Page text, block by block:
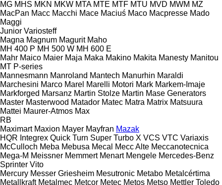
MG MHS MKN MKW MTA MTE MTF MTU MVD MWM MZ
MacPan Macc Macchi Mace Maciuś Maco Macpresse Mado
Maggi
Junior Variosteff
Magna Magnum Magurit Maho
MH 400 P MH 500 W MH 600 E
Mahr Maico Maier Maja Maka Makino Makita Manesty Manitou
MT P-series
Mannesmann Manroland Mantech Manurhin Maraldi
Marchesini Marco Marel Marelli Motori Mark Markem-Imaje
Markforged Marsanz Martin Stolze Martin Mase Generators
Master Masterwood Matador Matec Matra Matrix Matsuura
Mattei Maurer-Atmos Max
RB
Maximart Maxion Mayer Mayfran Mazak
HQR Integrex Quick Turn Super Turbo X VCS VTC Variaxis
McCulloch Meba Mebusa Mecal Mecc Alte Meccanotecnica
Mega-M Meissner Memmert Menart Mengele Mercedes-Benz
Sprinter Vito
Mercury Messer Griesheim Mesutronic Metabo Metalcértima
Metallkraft Metalmec Metcor Metec Metos Metso Mettler Toledo